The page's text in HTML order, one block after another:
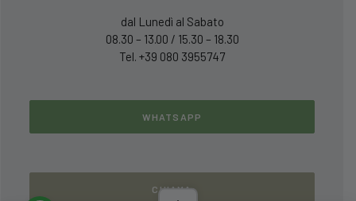
dal Lunedì al Sabato
08.30 – 13.00 / 15.30 – 18.30
Tel. +39 080 3955747
WHATSAPP
CHIAMA